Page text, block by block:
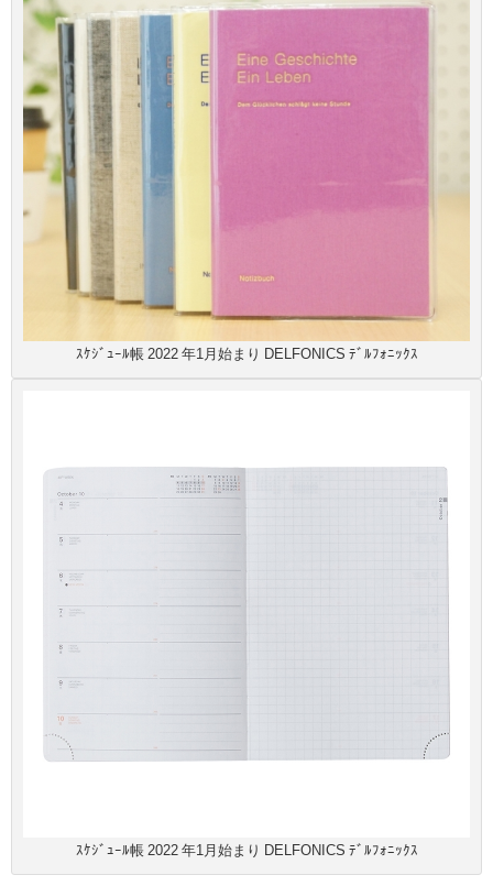
ｽｹｼﾞｭｰﾙ帳 2022 年1月始まり DELFONICS ﾃﾞﾙﾌｫﾆｯｸｽ
ｽｹｼﾞｭｰﾙ帳 2022 年1月始まり DELFONICS ﾃﾞﾙﾌｫﾆｯｸｽ